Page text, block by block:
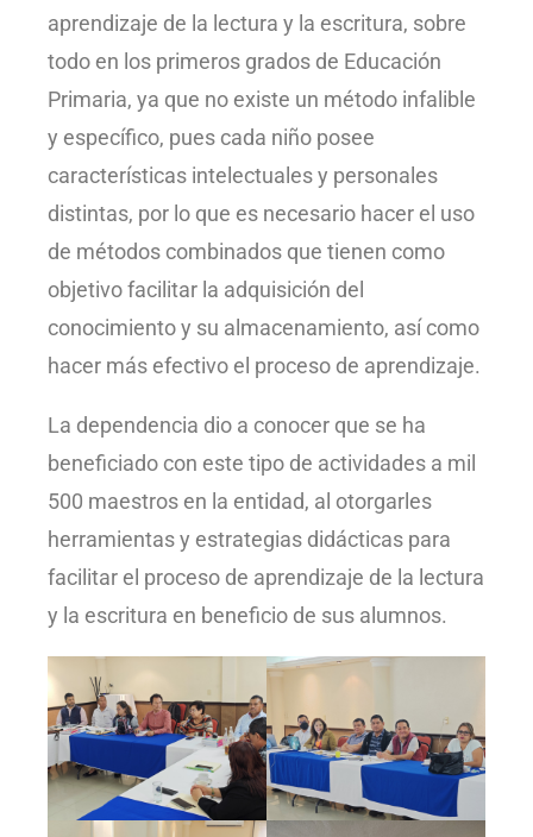
aprendizaje de la lectura y la escritura, sobre
todo en los primeros grados de Educación
Primaria, ya que no existe un método infalible
y específico, pues cada niño posee
características intelectuales y personales
distintas, por lo que es necesario hacer el uso
de métodos combinados que tienen como
objetivo facilitar la adquisición del
conocimiento y su almacenamiento, así como
hacer más efectivo el proceso de aprendizaje.
La dependencia dio a conocer que se ha
beneficiado con este tipo de actividades a mil
500 maestros en la entidad, al otorgarles
herramientas y estrategias didácticas para
facilitar el proceso de aprendizaje de la lectura
y la escritura en beneficio de sus alumnos.